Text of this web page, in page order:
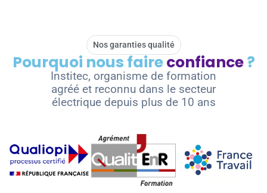
Nos garanties qualité
Pourquoi nous faireconfiance?
Institec, organisme de formation
agréé et reconnu dans le secteur
électrique depuis plus de 10 ans